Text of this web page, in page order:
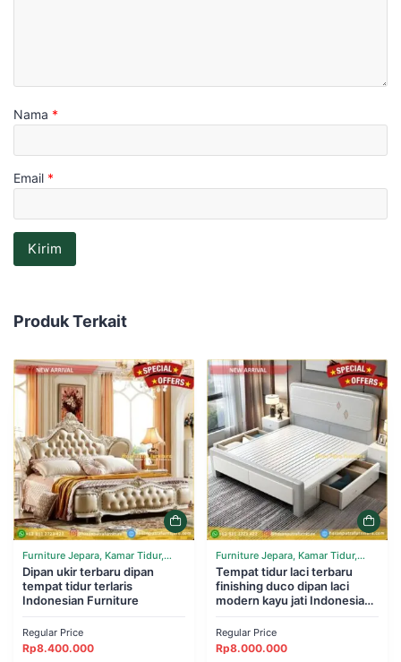
Nama *
Email *
Produk Terkait
Furniture Jepara, Kamar Tidur,
Tempat Tidur
Dipan ukir terbaru dipan
tempat tidur terlaris
Indonesian Furniture
Regular Price
Rp8.400.000
Furniture Jepara, Kamar Tidur,
Tempat Tidur
Tempat tidur laci terbaru
finishing duco dipan laci
modern kayu jati Indonesian
Regular Price
Rp8.000.000